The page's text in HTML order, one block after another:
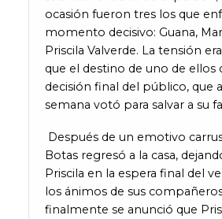
ocasión fueron tres los que
momento decisivo: Guana,
Priscila Valverde. La tensión
que el destino de uno de ellos
decisión final del público, que
semana votó para salvar a su
Después de un emotivo
Botas regresó a la casa,
Priscila en la espera final del
los ánimos de sus
finalmente se anunció que